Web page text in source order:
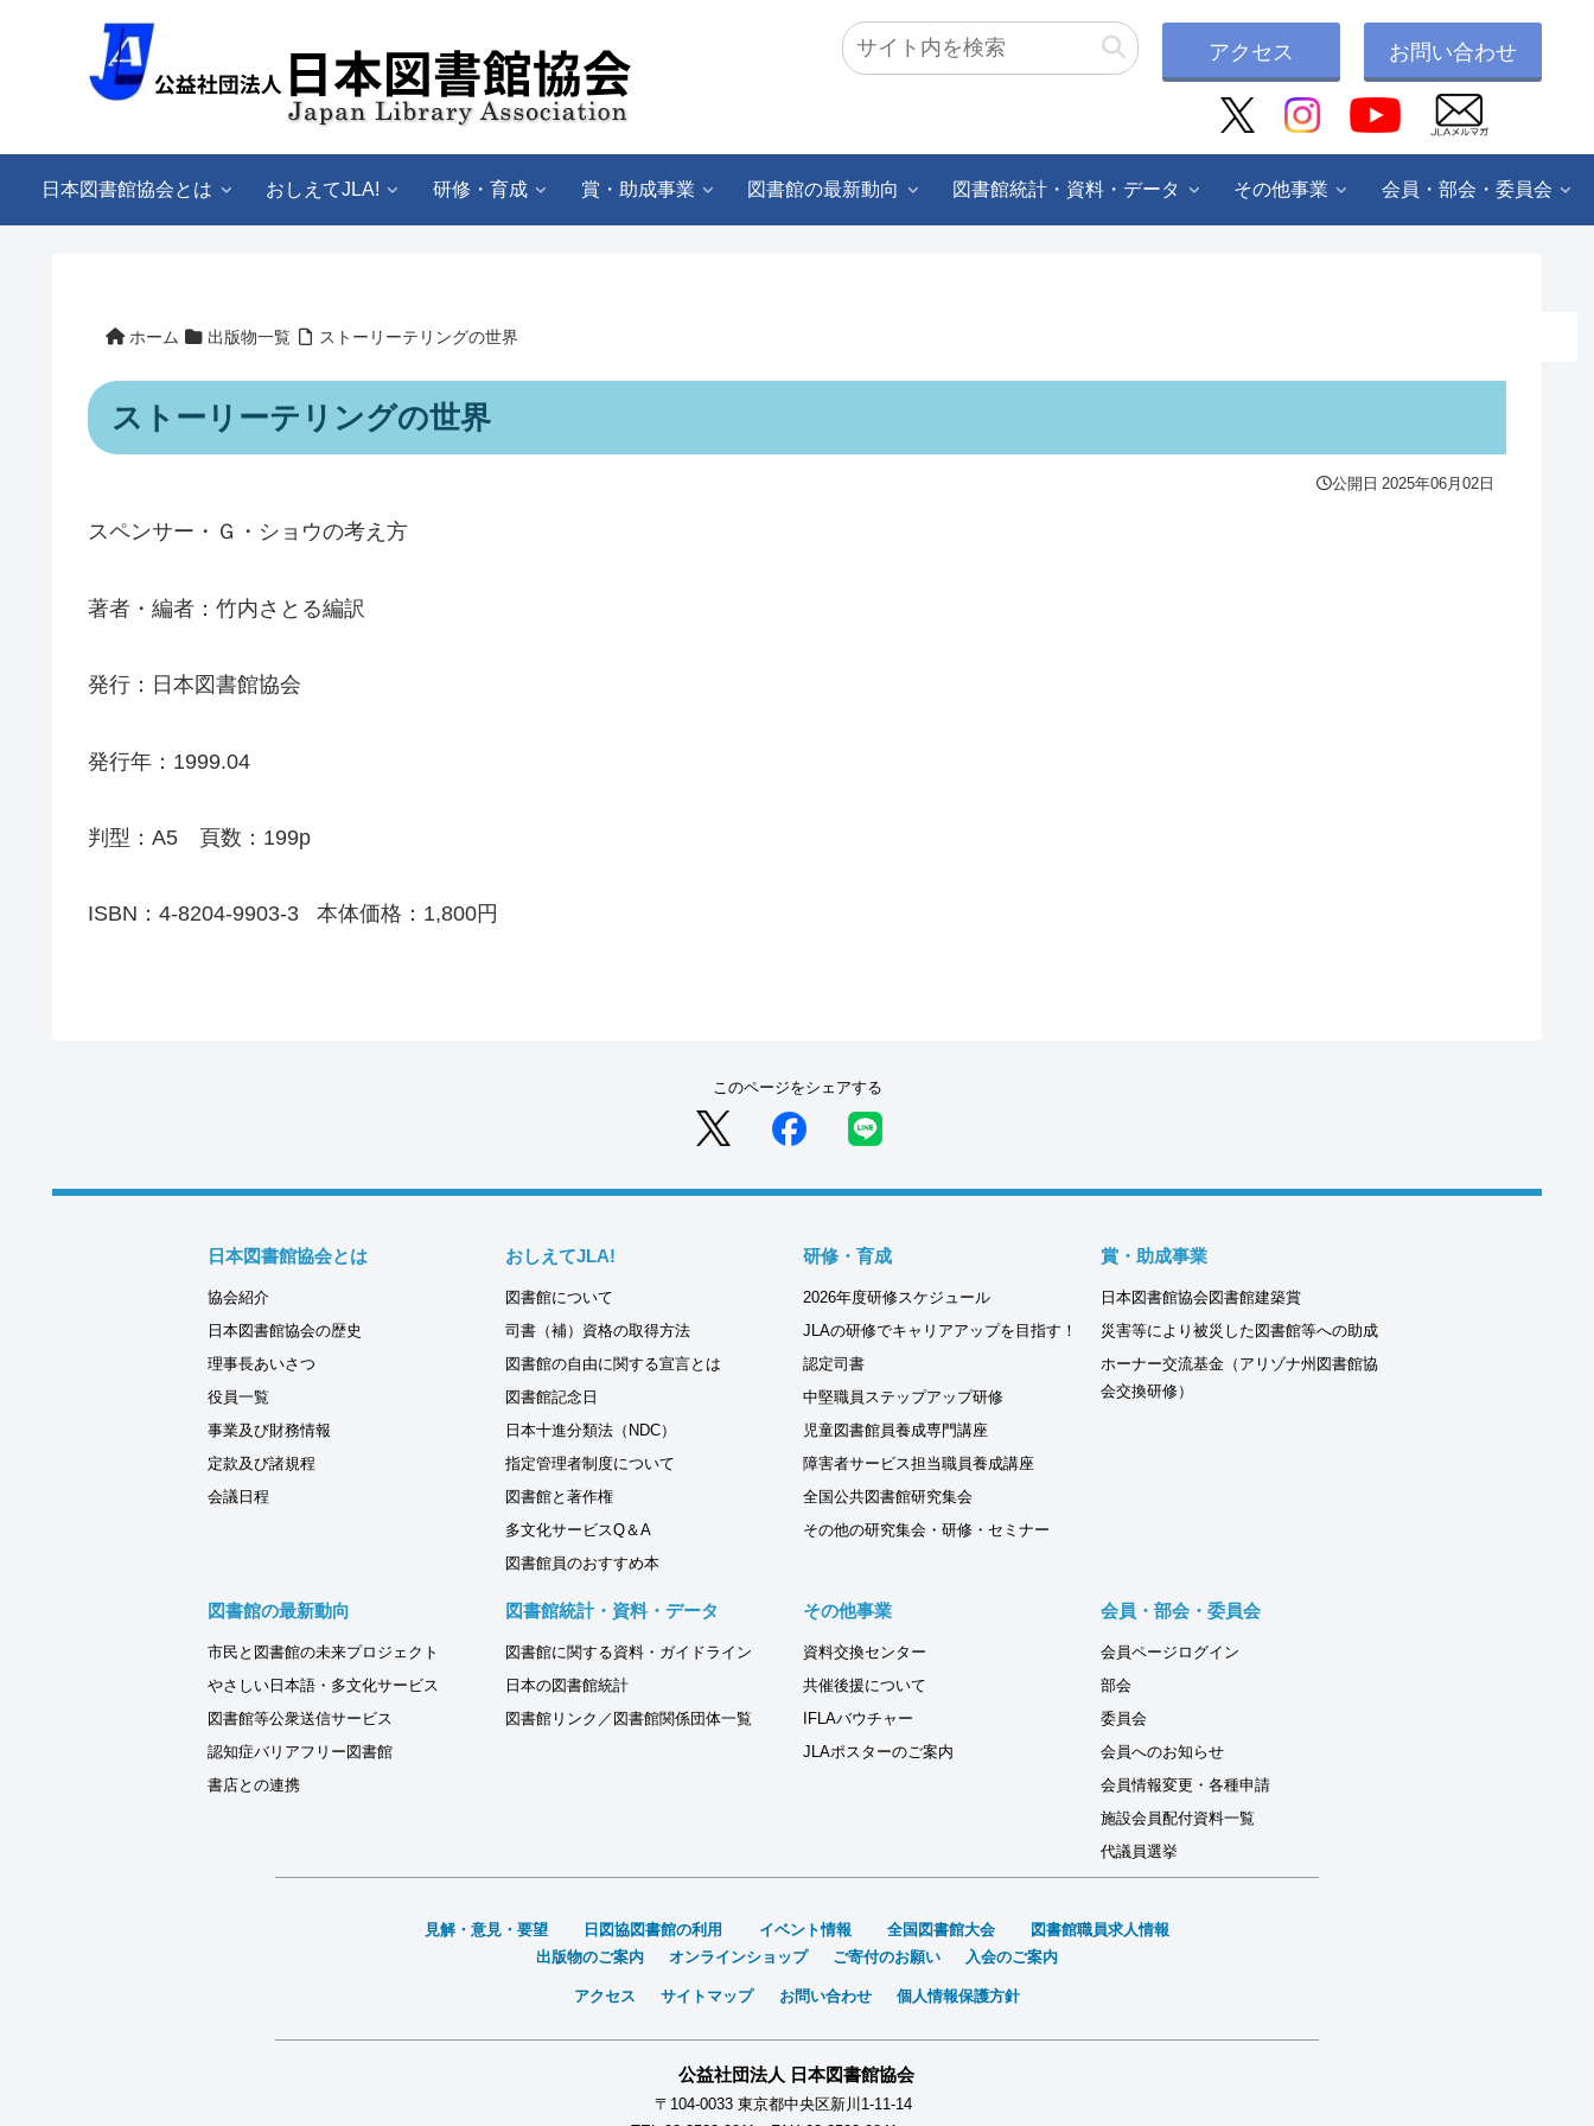
アクセス お問い合わせ
日本図書館協会とは おしえてJLA! 研修・育成 賞・助成事業 図書館の最新動向 図書館統計・資料・データ その他事業 会員・部会・委員会
ホーム 出版物一覧 ストーリーテリングの世界
ストーリーテリングの世界
公開日 2025年06月02日
スペンサー・Ｇ・ショウの考え方
著者・編者：竹内さとる編訳
発行：日本図書館協会
発行年：1999.04
判型：A5 頁数：199p
ISBN：4-8204-9903-3 本体価格：1,800円
このページをシェアする
日本図書館協会とは
協会紹介
日本図書館協会の歴史
理事長あいさつ
役員一覧
事業及び財務情報
定款及び諸規程
会議日程
おしえてJLA!
図書館について
司書（補）資格の取得方法
図書館の自由に関する宣言とは
図書館記念日
日本十進分類法（NDC）
指定管理者制度について
図書館と著作権
多文化サービスQ＆A
図書館員のおすすめ本
研修・育成
2026年度研修スケジュール
JLAの研修でキャリアアップを目指す！
認定司書
中堅職員ステップアップ研修
児童図書館員養成専門講座
障害者サービス担当職員養成講座
全国公共図書館研究集会
その他の研究集会・研修・セミナー
賞・助成事業
日本図書館協会図書館建築賞
災害等により被災した図書館等への助成
ホーナー交流基金（アリゾナ州図書館協
会交換研修）
図書館の最新動向
市民と図書館の未来プロジェクト
やさしい日本語・多文化サービス
図書館等公衆送信サービス
認知症バリアフリー図書館
書店との連携
図書館統計・資料・データ
図書館に関する資料・ガイドライン
日本の図書館統計
図書館リンク／図書館関係団体一覧
その他事業
資料交換センター
共催後援について
IFLAバウチャー
JLAポスターのご案内
会員・部会・委員会
会員ページログイン
部会
委員会
会員へのお知らせ
会員情報変更・各種申請
施設会員配付資料一覧
代議員選挙
見解・意見・要望 日図協図書館の利用 イベント情報 全国図書館大会
図書館職員求人情報
出版物のご案内
オンラインショップ ご寄付のお願い 入会のご案内
アクセス サイトマップ お問い合わせ 個人情報保護方針
公益社団法人 日本図書館協会
〒104-0033 東京都中央区新川1-11-14